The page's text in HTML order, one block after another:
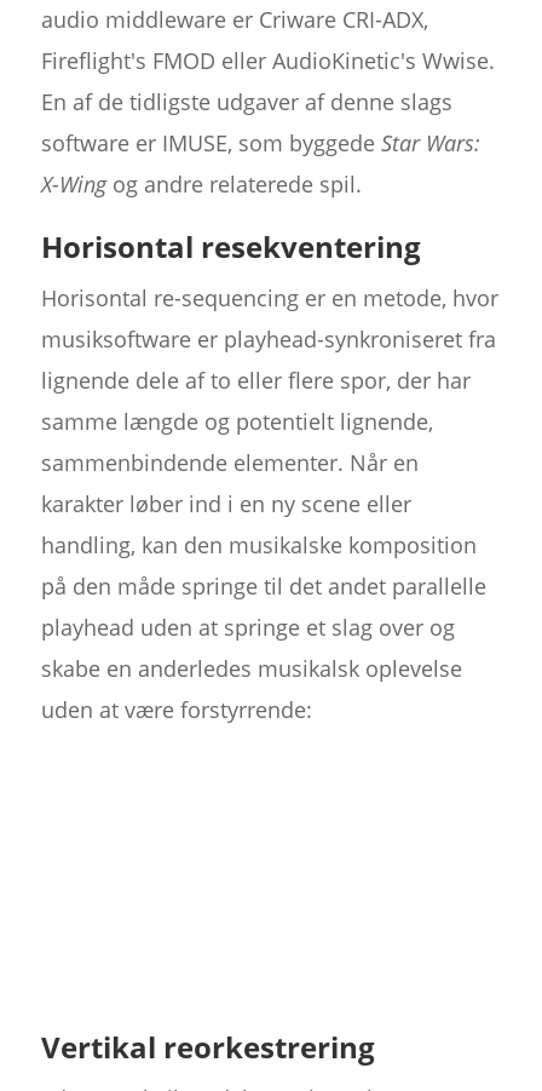
audio middleware er Criware CRI-ADX,
Fireflight's FMOD eller AudioKinetic's Wwise.
En af de tidligste udgaver af denne slags
software er IMUSE, som byggede Star Wars:
X-Wingog andre relaterede spil.
Horisontal resekventering
Horisontal re-sequencing er en metode, hvor
musiksoftware er playhead-synkroniseret fra
lignende dele af to eller flere spor, der har
samme længde og potentielt lignende,
sammenbindende elementer. Når en
karakter løber ind i en ny scene eller
handling, kan den musikalske komposition
på den måde springe til det andet parallelle
playhead uden at springe et slag over og
skabe en anderledes musikalsk oplevelse
uden at være forstyrrende:
Vertikal reorkestrering